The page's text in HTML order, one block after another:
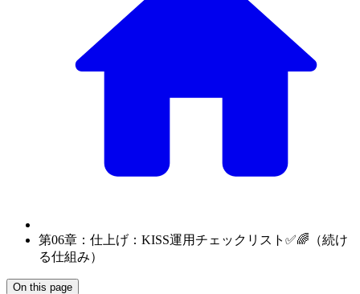
第06章：仕上げ：KISS運用チェックリスト✅🌈（続け
る仕組み）
On this page